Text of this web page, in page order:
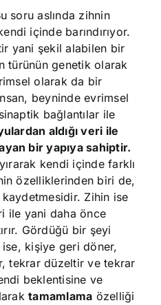
soru aslında zihnin
içinde barındırıyor.
yani şekil alabilen bir
türünün genetik olarak
olarak da bir
beyninde evrimsel
bağlantılar ile
aldığı veri ile
bir yapıya sahiptir.
kendi içinde farklı
özelliklerinden biri de,
kaydetmesidir. Zihin ise
ile yani daha önce
Gördüğü bir şeyi
ise, kişiye geri döner,
tekrar düzeltir ve tekrar
beklentisine ve
tamamlama özelliği